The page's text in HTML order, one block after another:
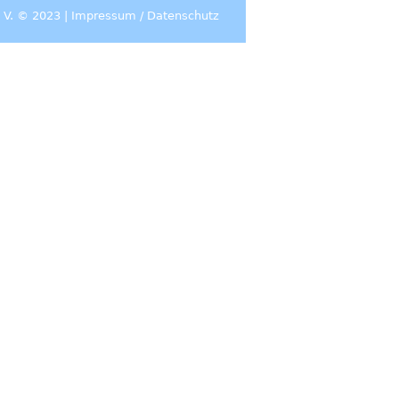
V. © 2023 | Impressum / Datenschutz